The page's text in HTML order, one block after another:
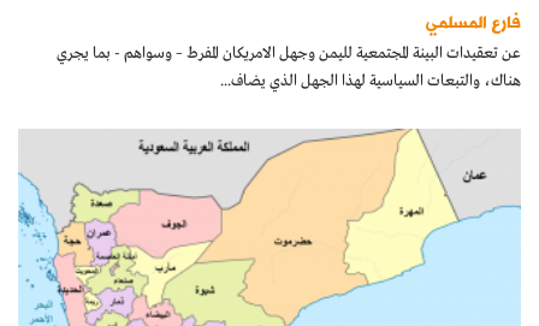
فارع المسلمي
عن تعقيدات البينة المجتمعية لليمن وجهل الامريكان المفرط – وسواهم - بما يجري
هناك، والتبعات السياسية لهذا الجهل الذي يضاف...